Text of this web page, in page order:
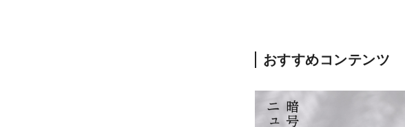
おすすめコンテンツ